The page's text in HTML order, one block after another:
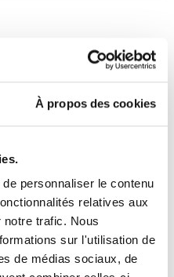
À propos des cookies
personnaliser le contenu
relatives aux
trafic. Nous
sur l'utilisation de
de médias sociaux, de
quoi faire et visiter
Monferrato Roero, tout en